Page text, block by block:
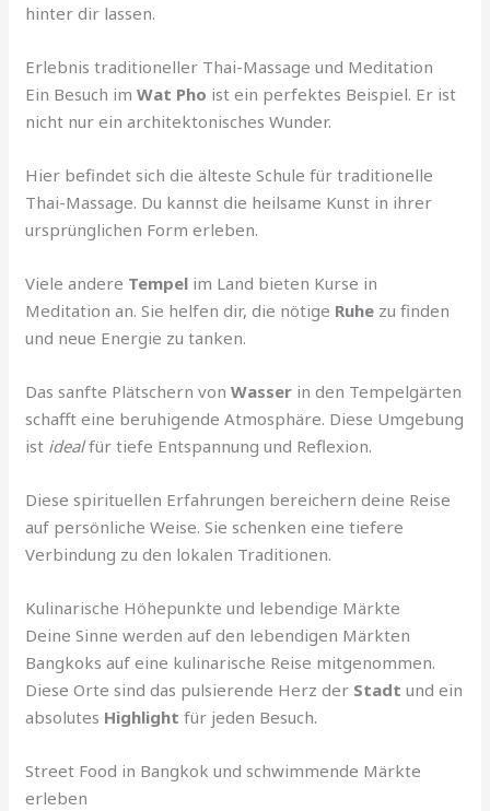
hinter dir lassen.
Erlebnis traditioneller Thai-Massage und Meditation
Ein Besuch imWat Pho ist ein perfektes Beispiel. Er ist
nicht nur ein architektonisches Wunder.
Hier befindet sich die älteste Schule für traditionelle
Thai-Massage. Du kannst die heilsame Kunst in ihrer
ursprünglichen Form erleben.
Viele andere Tempel im Land bieten Kurse in
Meditation an. Sie helfen dir, die nötige Ruhe zu finden
und neue Energie zu tanken.
Das sanfte Plätschern vonWasser in den Tempelgärten
schafft eine beruhigende Atmosphäre. Diese Umgebung
ist idealfür tiefe Entspannung und Reflexion.
Diese spirituellen Erfahrungen bereichern deine Reise
auf persönliche Weise. Sie schenken eine tiefere
Verbindung zu den lokalen Traditionen.
Kulinarische Höhepunkte und lebendige Märkte
Deine Sinne werden auf den lebendigen Märkten
Bangkoks auf eine kulinarische Reise mitgenommen.
Diese Orte sind das pulsierende Herz der Stadt und ein
absolutes Highlight für jeden Besuch.
Street Food in Bangkok und schwimmende Märkte
erleben